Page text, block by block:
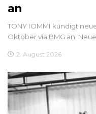
an
TONY IOMMI kündigt
Oktober via BMG an.
2. August 2026